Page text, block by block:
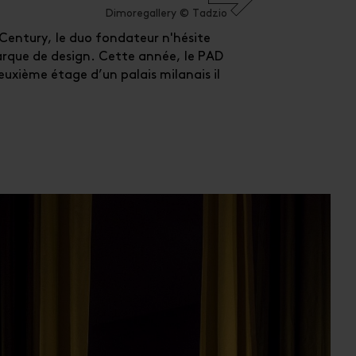
Dimoregallery © Tadzio
le duo fondateur n'hésite
de design. Cette année, le PAD
étage d’un palais milanais il
BUREAU
2023